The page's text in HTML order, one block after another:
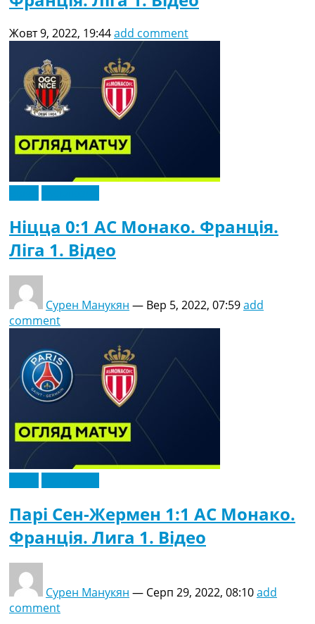
Жовт 9, 2022, 19:44add comment
Ніцца 0:1 АС Монако. Франція.
Ліга 1. Відео
Сурен Манукян — Вер 5, 2022, 07:59add
comment
Парі Сен-Жермен 1:1 АС Монако.
Франція. Лига 1. Відео
Сурен Манукян — Серп 29, 2022, 08:10add
comment